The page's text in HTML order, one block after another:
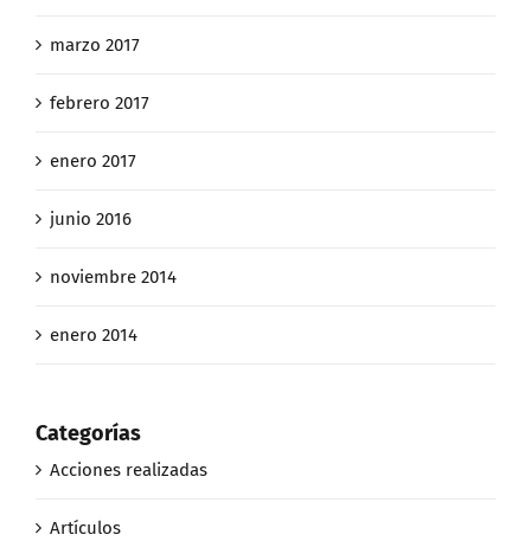
marzo 2017
febrero 2017
enero 2017
junio 2016
noviembre 2014
enero 2014
Categorías
Acciones realizadas
Artículos